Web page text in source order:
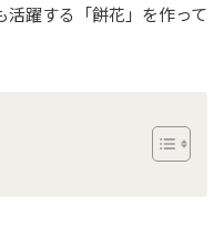
躍する「餅花」を作って